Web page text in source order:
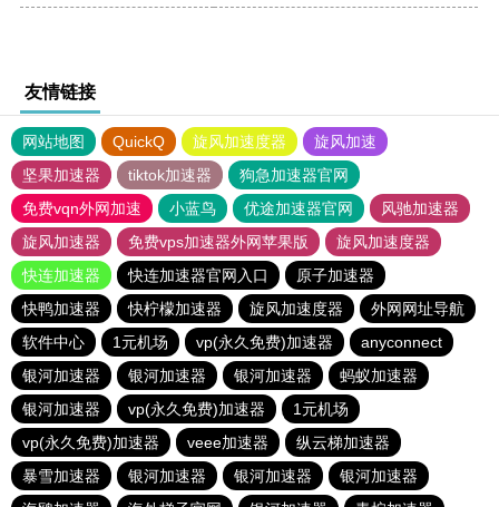
友情链接
网站地图 QuickQ 旋风加速度器
旋风加速
坚果加速器
tiktok加速器
狗急加速器官网
免费vqn外网加速
小蓝鸟 优途加速器官网
风驰加速器
旋风加速器
免费vps加速器外网苹果版
旋风加速度器
快连加速器
快连加速器官网入口
原子加速器
快鸭加速器
快柠檬加速器 旋风加速度器
外网网址导航
软件中心
1元机场 vp(永久免费)加速器
anyconnect
银河加速器
银河加速器 银河加速器
蚂蚁加速器
银河加速器
vp(永久免费)加速器
1元机场
vp(永久免费)加速器
veee加速器
纵云梯加速器
暴雪加速器
银河加速器 银河加速器
银河加速器